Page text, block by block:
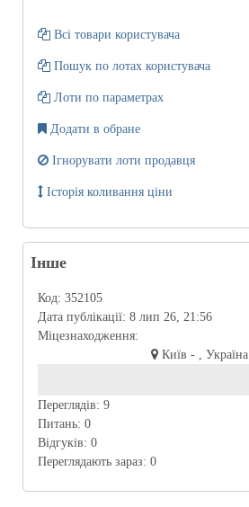
Всі товари користувача
Пошук по лотах користувача
Лоти по параметрах
Додати в обране
Ігнорувати лоти продавця
Історія коливання ціни
Інше
Код: 352105
Дата публікації: 8 лип 26, 21:56
Міцезнаходження:
Київ - , Україна
Переглядів: 9
Питань: 0
Відгуків: 0
Переглядають зараз: 0